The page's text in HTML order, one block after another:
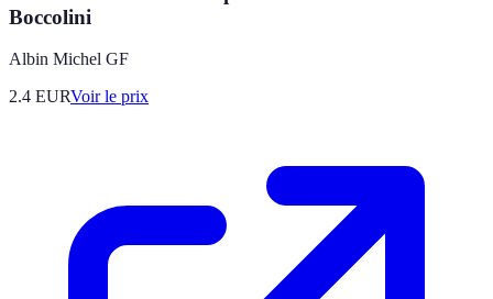
Boccolini
Albin Michel GF
2.4 EURVoir le prix